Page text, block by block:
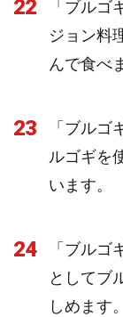
22
「ブル
ジョン料
んで食べ
23
「ブル
ルゴギを
います。
24
「ブル
としてブ
しめます。